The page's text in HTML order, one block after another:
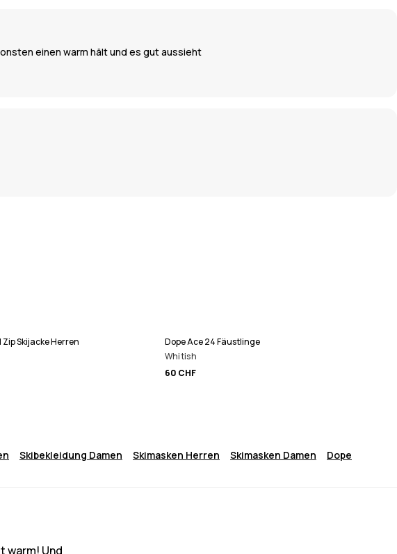
einen warm hält und es gut aussieht
Skijacke Herren
Dope Ace 24 Fäustlinge
Whitish
60 CHF
Skibekleidung Damen Skimasken Herren Skimasken Damen Dope
warm! Und